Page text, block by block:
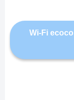
Wi-Fi ecoco